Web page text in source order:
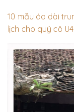
10 mẫu áo dài
lịch cho quý cô